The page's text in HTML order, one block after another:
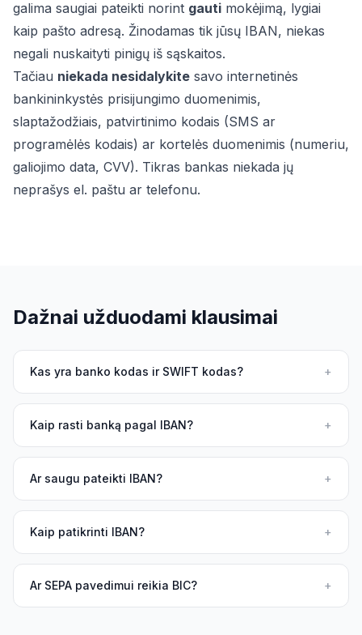
galima saugiai pateikti norint gauti mokėjimą, lygiai
kaip pašto adresą. Žinodamas tik jūsų IBAN, niekas
negali nuskaityti pinigų iš sąskaitos.
Tačiau niekada nesidalykite savo internetinės
bankininkystės prisijungimo duomenimis,
slaptažodžiais, patvirtinimo kodais (SMS ar
programėlės kodais) ar kortelės duomenimis (numeriu,
galiojimo data, CVV). Tikras bankas niekada jų
neprašys el. paštu ar telefonu.
Dažnai užduodami klausimai
Kas yra banko kodas ir SWIFT kodas? +
Kaip rasti banką pagal IBAN? +
Ar saugu pateikti IBAN? +
Kaip patikrinti IBAN? +
Ar SEPA pavedimui reikia BIC? +